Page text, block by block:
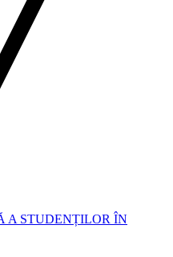
A STUDENȚILOR ÎN